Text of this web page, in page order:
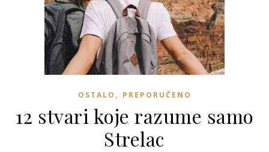
OSTALO , PREPORUČENO
12 stvari koje razume samo
Strelac